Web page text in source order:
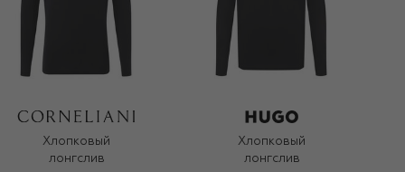
Хлопковый
лонгслив
Хлопковый
лонгслив